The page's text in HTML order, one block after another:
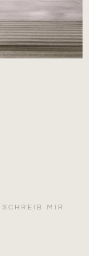
SCHREIB MIR